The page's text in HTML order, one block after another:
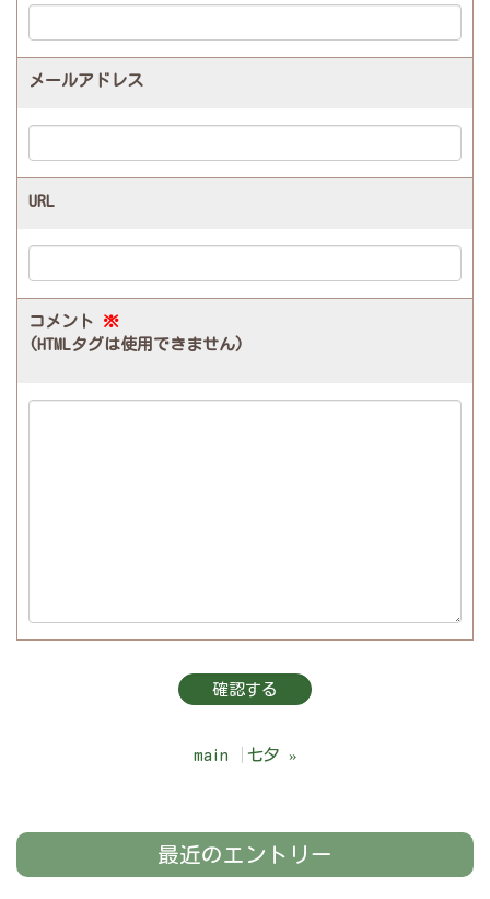
メールアドレス
URL
コメント ※
(HTMLタグは使用できません)
main 七夕 »
最近のエントリー